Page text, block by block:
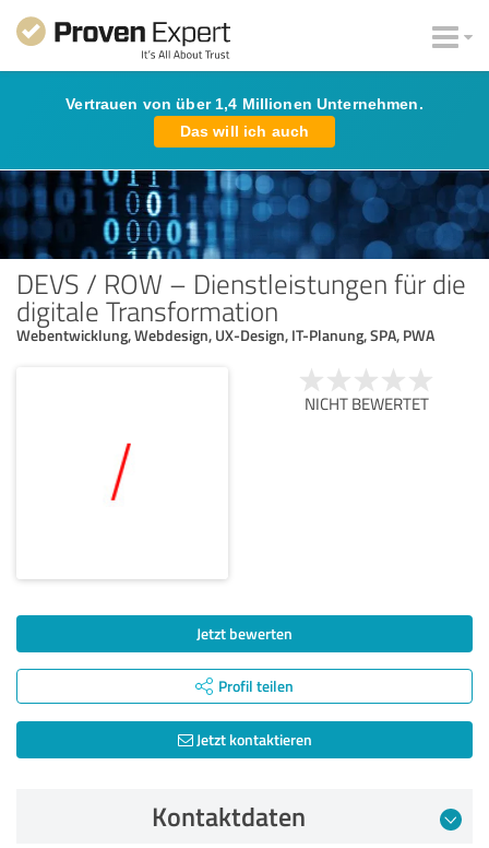
Vertrauen von über 1,4 Millionen Unternehmen.
Das will ich auch
DEVS / ROW – Dienstleistungen für die
digitale Transformation
Webentwicklung, Webdesign, UX-Design, IT-Planung, SPA, PWA
NICHT BEWERTET
Jetzt bewerten
Profil teilen
Jetzt kontaktieren
Kontaktdaten